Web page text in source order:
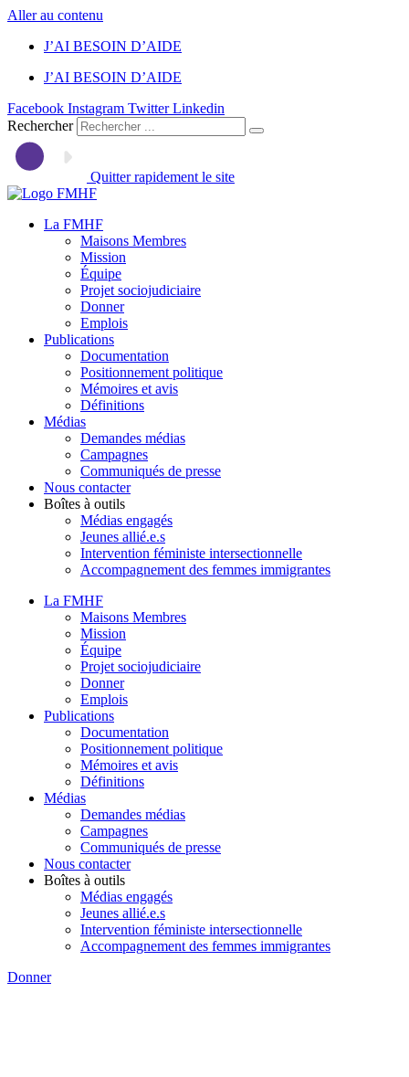
Aller au contenu
J’AI BESOIN D’AIDE
J’AI BESOIN D’AIDE
Facebook Instagram Twitter Linkedin
Rechercher
Quitter rapidement le site
La FMHF
Maisons Membres
Mission
Équipe
Projet sociojudiciaire
Donner
Emplois
Publications
Documentation
Positionnement politique
Mémoires et avis
Définitions
Médias
Demandes médias
Campagnes
Communiqués de presse
Nous contacter
Boîtes à outils
Médias engagés
Jeunes allié.e.s
Intervention féministe intersectionnelle
Accompagnement des femmes immigrantes
La FMHF
Maisons Membres
Mission
Équipe
Projet sociojudiciaire
Donner
Emplois
Publications
Documentation
Positionnement politique
Mémoires et avis
Définitions
Médias
Demandes médias
Campagnes
Communiqués de presse
Nous contacter
Boîtes à outils
Médias engagés
Jeunes allié.e.s
Intervention féministe intersectionnelle
Accompagnement des femmes immigrantes
Donner